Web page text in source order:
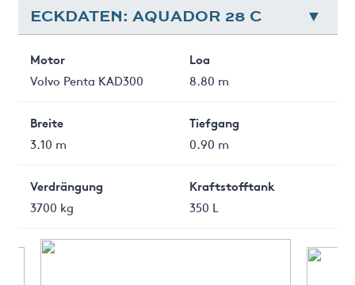
ECKDATEN: AQUADOR 28 C
Motor
Volvo Penta KAD300
Loa
8.80 m
Breite
3.10 m
Tiefgang
0.90 m
Verdrängung
3700 kg
Kraftstofftank
350 L